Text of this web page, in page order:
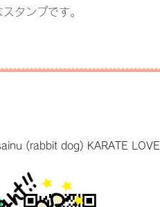
タンプです。
(rabbit dog) KARATE LOVE